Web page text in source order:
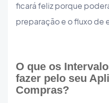
ficará feliz porque
preparação e o fluxo de
O que os
fazer pelo seu
Compras?